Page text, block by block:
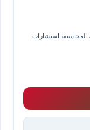
استشارات